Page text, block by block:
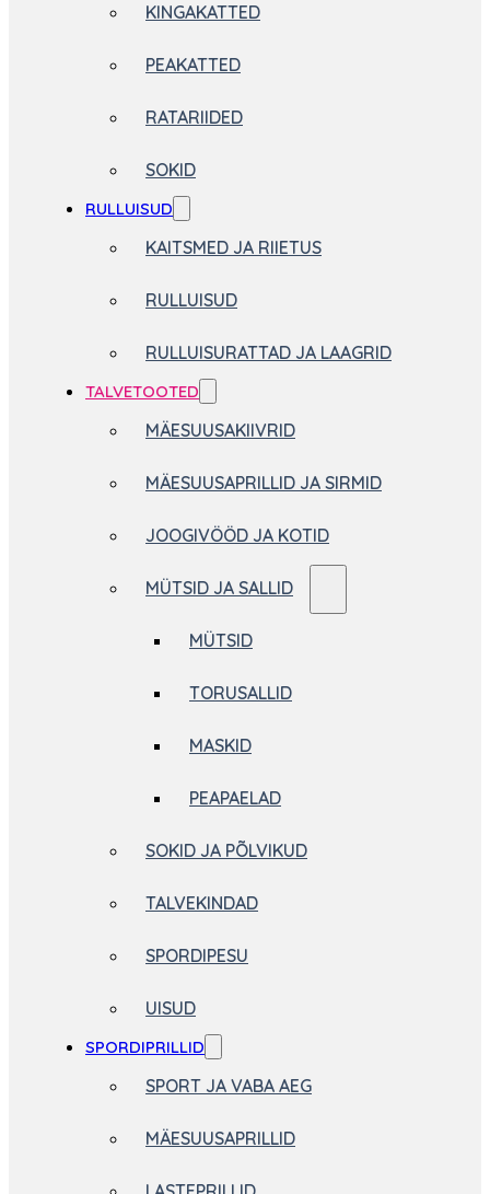
KINGAKATTED
PEAKATTED
RATARIIDED
SOKID
RULLUISUD
KAITSMED JA RIIETUS
RULLUISUD
RULLUISURATTAD JA LAAGRID
TALVETOOTED
MÄESUUSAKIIVRID
MÄESUUSAPRILLID JA SIRMID
JOOGIVÖÖD JA KOTID
MÜTSID JA SALLID
MÜTSID
TORUSALLID
MASKID
PEAPAELAD
SOKID JA PÕLVIKUD
TALVEKINDAD
SPORDIPESU
UISUD
SPORDIPRILLID
SPORT JA VABA AEG
MÄESUUSAPRILLID